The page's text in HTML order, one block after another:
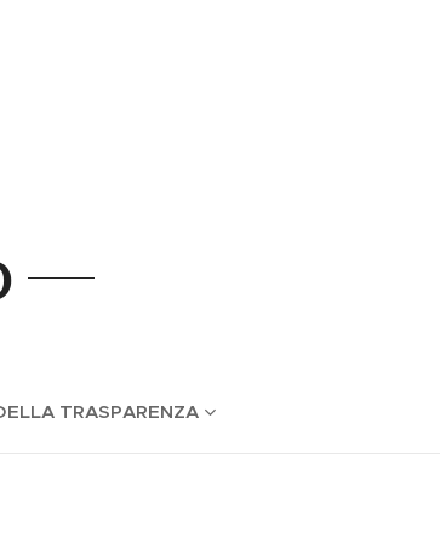
TRASPARENZA